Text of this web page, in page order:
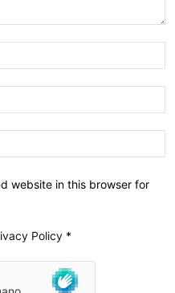
website in this browser for
Policy *